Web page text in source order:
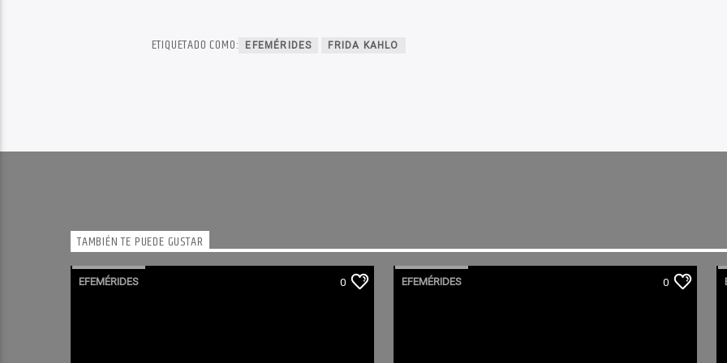
ETIQUETADO COMO: EFEMÉRIDES FRIDA KAHLO
TAMBIÉN TE PUEDE GUSTAR
EFEMÉRIDES 0 EFEMÉRIDES 0